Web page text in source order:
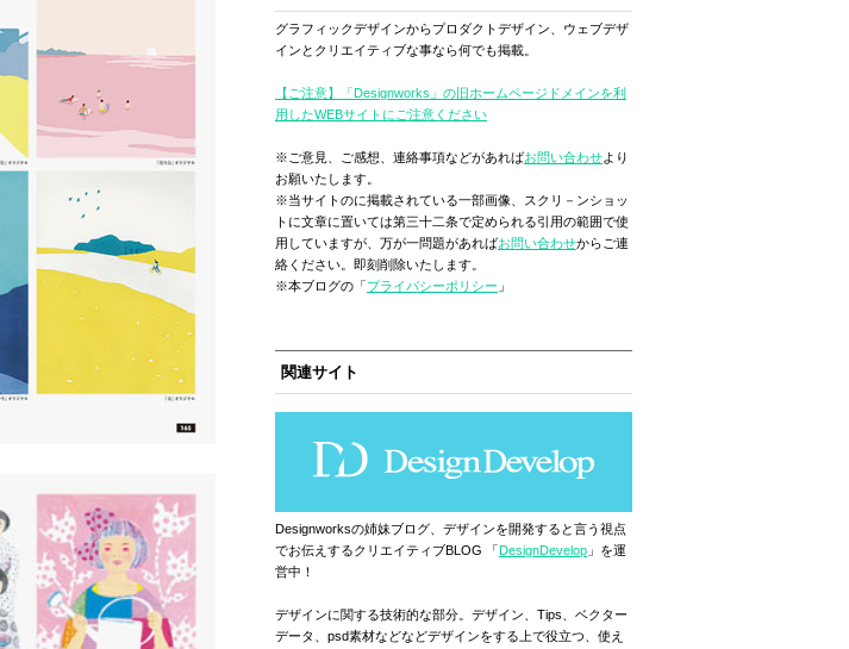
グラフィックデザインからプロダクトデザイン、ウェブデザ
インとクリエイティブな事なら何でも掲載。
【ご注意】「Designworks」の旧ホームページドメインを利
用したWEBサイトにご注意ください
※ご意見、ご感想、連絡事項などがあればお問い合わせより
お願いたします。
※当サイトのに掲載されている一部画像、スクリ－ンショッ
トに文章に置いては第三十二条で定められる引用の範囲で使
用していますが、万が一問題があればお問い合わせからご連
絡ください。即刻削除いたします。
※本ブログの「プライバシーポリシー 」
関連サイト
Designworksの姉妹ブログ、デザインを開発すると言う視点
でお伝えするクリエイティブBLOG 「DesignDevelop 」を運
営中！
デザインに関する技術的な部分。デザイン、Tips、ベクター
データ、psd素材などなどデザインをする上で役立つ、使え